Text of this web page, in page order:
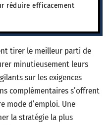
réduire efficacement
tirer le meilleur parti de
minutieusement leurs
sur les exigences
complémentaires s’offrent
mode d’emploi. Une
la stratégie la plus